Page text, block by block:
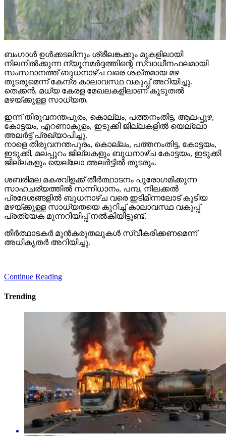
ബംഗാള്‍ ഉള്‍ക്കടലിനും ശ്രീലങ്കക്കും മുകളിലായി
നിലനില്‍ക്കുന്ന ന്യൂനമര്‍ദ്ദത്തിന്റെ സ്വാധീനഫലമായി
സംസ്ഥാനത്ത് ബുധനാഴ്ച വരെ ശക്തമായ മഴ
തുടരുമെന്ന് കേന്ദ്ര കാലാവസ്ഥ വകുപ്പ് അറിയിച്ചു.
തെക്കന്‍, മധ്യ കേരള മേഖലകളിലാണ് കൂടുതല്‍
മഴയ്ക്കുള്ള സാധ്യത.
ഇന്ന് തിരുവനന്തപുരം, കൊല്ലം, പത്തനംതിട്ട, ആലപ്പുഴ,
കോട്ടയം, എറണാകുളം, ഇടുക്കി ജില്ലകളില്‍ യെല്ലോ
അലര്‍ട്ട് പ്രഖ്യാപിച്ചു.
നാളെ തിരുവനന്തപുരം, കൊല്ലം, പത്തനംതിട്ട, കോട്ടയം,
ഇടുക്കി, മലപ്പുറം ജില്ലകളും ബുധനാഴ്ച കോട്ടയം, ഇടുക്കി
ജില്ലകളും യെല്ലോ അലര്‍ട്ടില്‍ തുടരും.
ശബരിമല മകരവിളക്ക് തീര്‍ത്ഥാടനം പുരോഗമിക്കുന്ന
സാഹചര്യത്തില്‍ സന്നിധാനം, പമ്പ, നിലക്കല്‍
പ്രദേശങ്ങളില്‍ ബുധനാഴ്ച വരെ ഇടിമിന്നലോട് കൂടിയ
മഴയ്ക്കുള്ള സാധ്യതയെ കുറിച്ച് കാലാവസ്ഥ വകുപ്പ്
പ്രത്യേക മുന്നറിയിപ്പ് നല്‍കിയിട്ടുണ്ട്.
തീര്‍ത്ഥാടകര്‍ മുന്‍കരുതലുകള്‍ സ്വീകരിക്കണമെന്ന്
അധികൃതര്‍ അറിയിച്ചു.
Continue Reading
Trending